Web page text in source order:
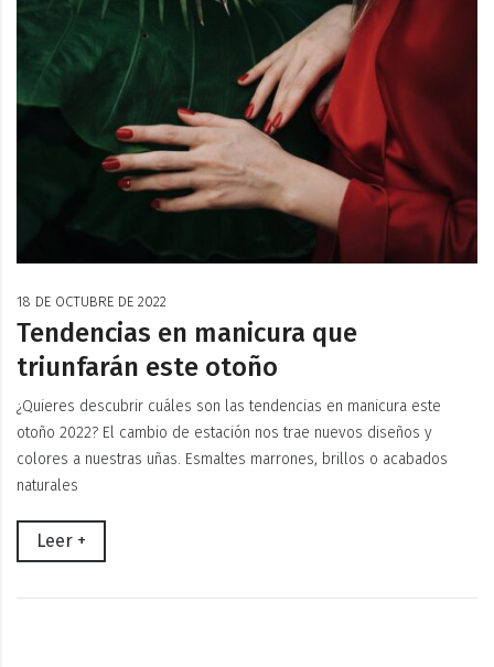
18 DE OCTUBRE DE 2022
Tendencias en manicura que
triunfarán este otoño
¿Quieres descubrir cuáles son las tendencias en manicura este
otoño 2022? El cambio de estación nos trae nuevos diseños y
colores a nuestras uñas. Esmaltes marrones, brillos o acabados
naturales
Leer +